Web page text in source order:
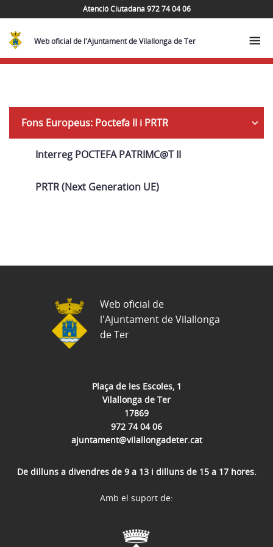
Atenció Ciutadana 972 74 04 06
Web oficial de l'Ajuntament de Vilallonga de Ter
Navega
Fons Europeus: Poctefa II i PRTR
Interreg POCTEFA PATRIMC@T II
PRTR (Next Generation UE)
Plaça de les Escoles, 1
Vilallonga de Ter
17869
972 74 04 06
ajuntament@vilallongadeter.cat
De dilluns a divendres de 9 a 13 i dilluns de 15 a 17 hores.
Web oficial de
l'Ajuntament de Vilallonga
de Ter
Amb el suport de: